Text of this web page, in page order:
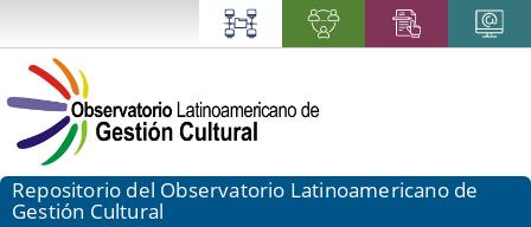
Repositorio del Observatorio Latinoamericano de
Gestión Cultural